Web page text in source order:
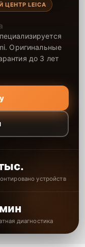
LEICA
Оригинальные
до 3 лет
устройств
диагностика